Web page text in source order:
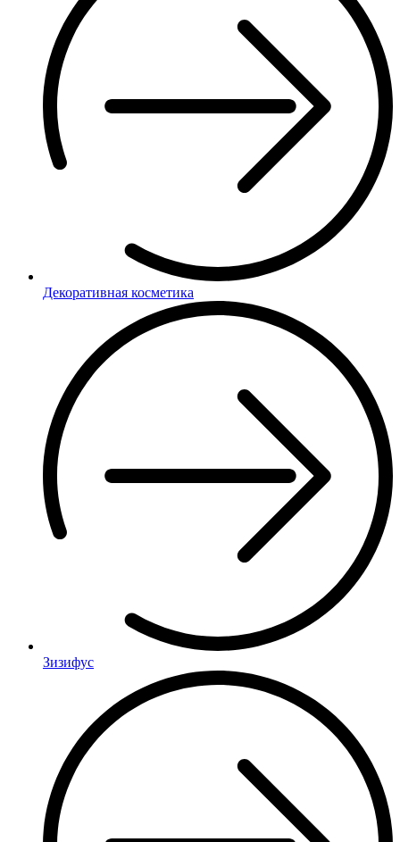
Декоративная косметика
Зизифус